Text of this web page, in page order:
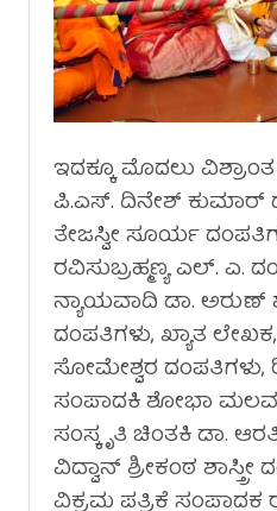
ಇದಕ್ಕೂ ಮೊದಲು
ಪಿ.ಎಸ್. ದಿನೇಶ್ ಕುಮಾರ್
ತೇಜಸ್ವೀ ಸೂರ್ಯ
ರವಿಸುಬ್ರಹ್ಮಣ್ಯ ಎಲ್. ಎ.
ನ್ಯಾಯವಾದಿ ಡಾ.
ದಂಪತಿಗಳು, ಖ್ಯಾತ
ಸೋಮೇಶ್ವರ ದಂಪತಿಗಳು,
ಸಂಪಾದಕಿ ಶೋಭಾ
ಸಂಸ್ಕೃತಿ ಚಿಂತಕಿ ಡಾ.
ವಿದ್ವಾನ್ ಶ್ರೀಕಂಠ ಶಾಸ್ತ್ರೀ
ವಿಕ್ರಮ ಪತ್ರಿಕೆ ಸಂಪಾದಕ